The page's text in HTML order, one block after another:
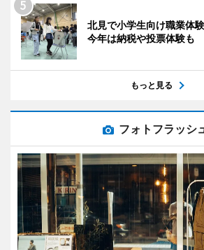
北見で小学生向け職業体
今年は納税や投票体験も
もっと見る
フォトフラッシ